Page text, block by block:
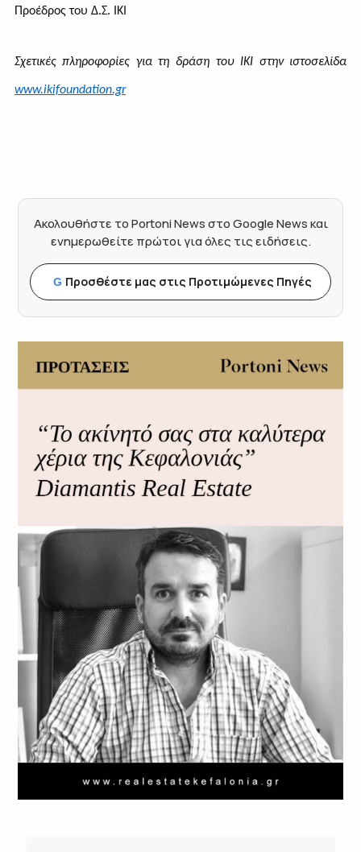
Προέδρος του Δ.Σ. ΙΚΙ
Σχετικές πληροφορίες για τη δράση του ΙΚΙ στην ιστοσελίδα
www.ikifoundation.gr
Ακολουθήστε το Portoni News στο Google News και
ενημερωθείτε πρώτοι για όλες τις ειδήσεις.
G Προσθέστε μας στις Προτιμώμενες Πηγές